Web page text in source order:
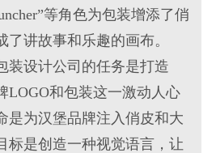
等角色为包装增添了俏
了讲故事和乐趣的画布。
装设计公司的任务是打造
LOGO和包装这一激动人心
是为汉堡品牌注入俏皮和大
标是创造一种视觉语言，让